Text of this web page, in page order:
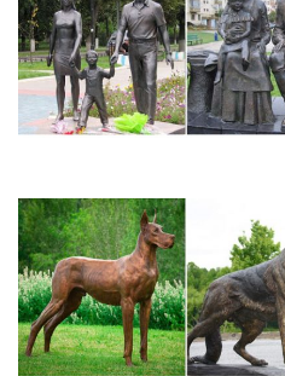
Виды коллекционирования. |
Виды коллекционирования.
Коллекционирует аквариумных
растенияНОРДОМАНОФИЛИЯ
Коллекционирование “северной
Готовимся…
Профили «Изобразительное
прикладное искусство» 112. Урок
его виды.Чаще других
собак (ведь Каргополь
равнины недалеко от тундры!).